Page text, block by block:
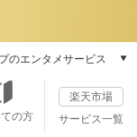
のエンタメサービス
ーム/CD/DVD
籍
の方
楽天市場
サービス一覧